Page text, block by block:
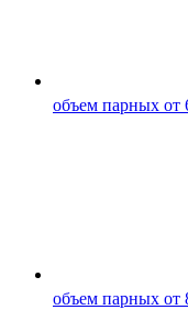
объем парных от
объем парных от